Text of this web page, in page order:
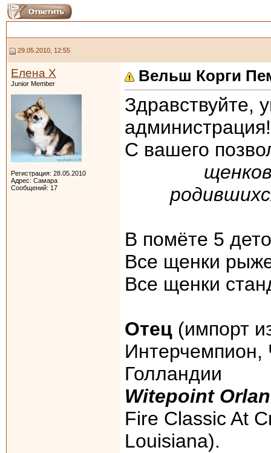
29.05.2010, 12:55
Елена Х
Junior Member
Регистрация: 28.05.2010
Адрес: Самара
Сообщений: 17
Вельш Корги
Здравствуйте,
администрация!
С вашего
В помёте 5
Все щенки
Все щенки
Отец (импорт
Голландии
Witepoint
Fire Classic At
Louisiana).